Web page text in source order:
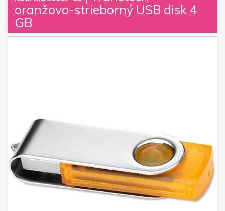
oranžovo-strieborný USB disk 4
GB